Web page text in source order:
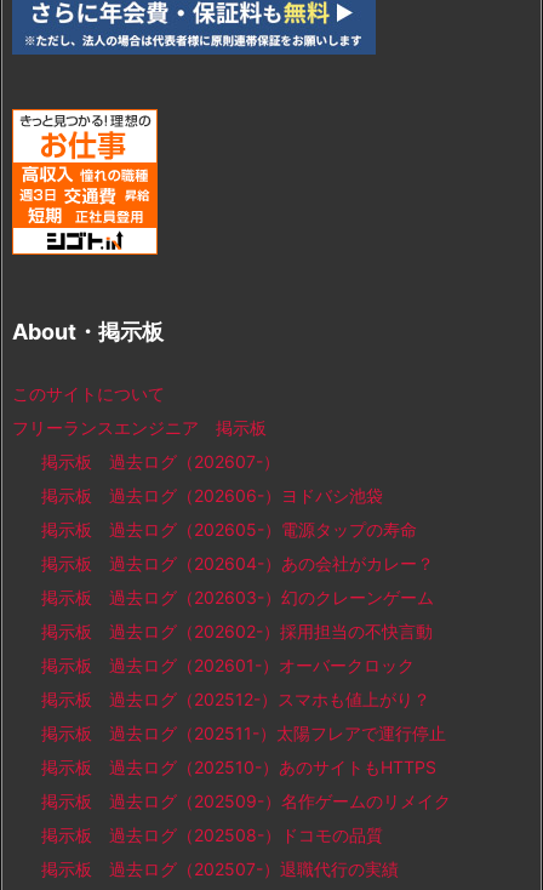
About・掲示板
このサイトについて
フリーランスエンジニア 掲示板
掲示板 過去ログ（202607-）
掲示板 過去ログ（202606-）ヨドバシ池袋
掲示板 過去ログ（202605-）電源タップの寿命
掲示板 過去ログ（202604-）あの会社がカレー？
掲示板 過去ログ（202603-）幻のクレーンゲーム
掲示板 過去ログ（202602-）採用担当の不快言動
掲示板 過去ログ（202601-）オーバークロック
掲示板 過去ログ（202512-）スマホも値上がり？
掲示板 過去ログ（202511-）太陽フレアで運行停止
掲示板 過去ログ（202510-）あのサイトもHTTPS
掲示板 過去ログ（202509-）名作ゲームのリメイク
掲示板 過去ログ（202508-）ドコモの品質
掲示板 過去ログ（202507-）退職代行の実績